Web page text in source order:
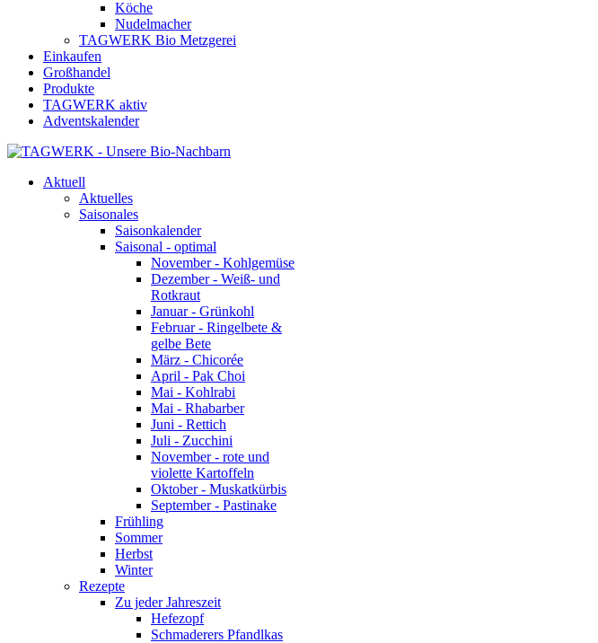
Köche
Nudelmacher
TAGWERK Bio Metzgerei
Einkaufen
Großhandel
Produkte
TAGWERK aktiv
Adventskalender
Aktuell
Aktuelles
Saisonales
Saisonkalender
Saisonal - optimal
November - Kohlgemüse
Dezember - Weiß- und
Rotkraut
Januar - Grünkohl
Februar - Ringelbete &
gelbe Bete
März - Chicorée
April - Pak Choi
Mai - Kohlrabi
Mai - Rhabarber
Juni - Rettich
Juli - Zucchini
November - rote und
violette Kartoffeln
Oktober - Muskatkürbis
September - Pastinake
Frühling
Sommer
Herbst
Winter
Rezepte
Zu jeder Jahreszeit
Hefezopf
Schmaderers Pfandlkas